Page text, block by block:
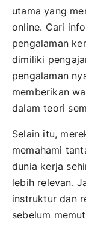
utama yang
online. Cari
pengalaman
dimiliki
pengalaman
memberikan
dalam teori
Selain itu,
memahami
dunia kerja
lebih relevan.
instruktur dan
sebelum